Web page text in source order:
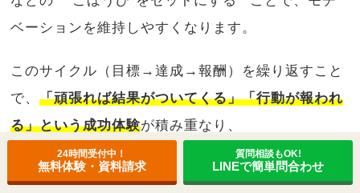
ベーションを維持しやすくなります。
このサイクル（目標→達成→報酬）を繰り返すこと
で、「頑張れば結果がついてくる」「行動が報われ
る」という成功体験が積み重なり、
子どもの中に自然と“自分で決めてやりきる”力が育
っていきます。
24時間受付中！
無料体験・資料請求
質問相談もOK!
LINEで簡単問合わせ